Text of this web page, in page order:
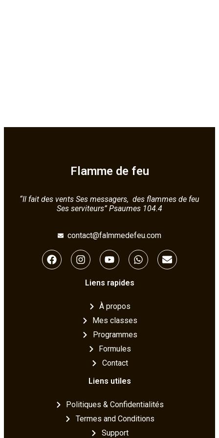
Flamme de feu
“Il fait des vents Ses messagers, des flammes de feu
Ses serviteurs” Psaumes 104.4
contact@falmmedefeu.com
Liens rapides
À propos
Mes classes
Programmes
Formules
Contact
Liens utiles
Politiques & Confidentialités
Termes and Conditions
Support